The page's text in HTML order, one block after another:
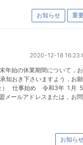
お知らせ
重
2020-12-18
年始の休業期間について，
知おき下さいますよう，お
） 仕事始め 令和3年 1月
メールアドレスまたは，お
お知ら